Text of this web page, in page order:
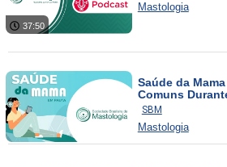
37:50
Mastologia
Saúde da
Comuns
que Faço para
SBM
Mastologia